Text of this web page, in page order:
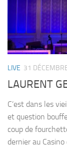
LIVE 31
LAURENT
C’est dans les
et question
coup de
dernier au